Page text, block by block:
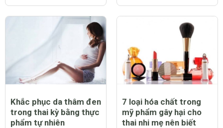
Khắc phục da thâm đen
trong thai kỳ bằng thực
phẩm tự nhiên
7 loại hóa chất trong
mỹ phẩm gây hại cho
thai nhi mẹ nên biết